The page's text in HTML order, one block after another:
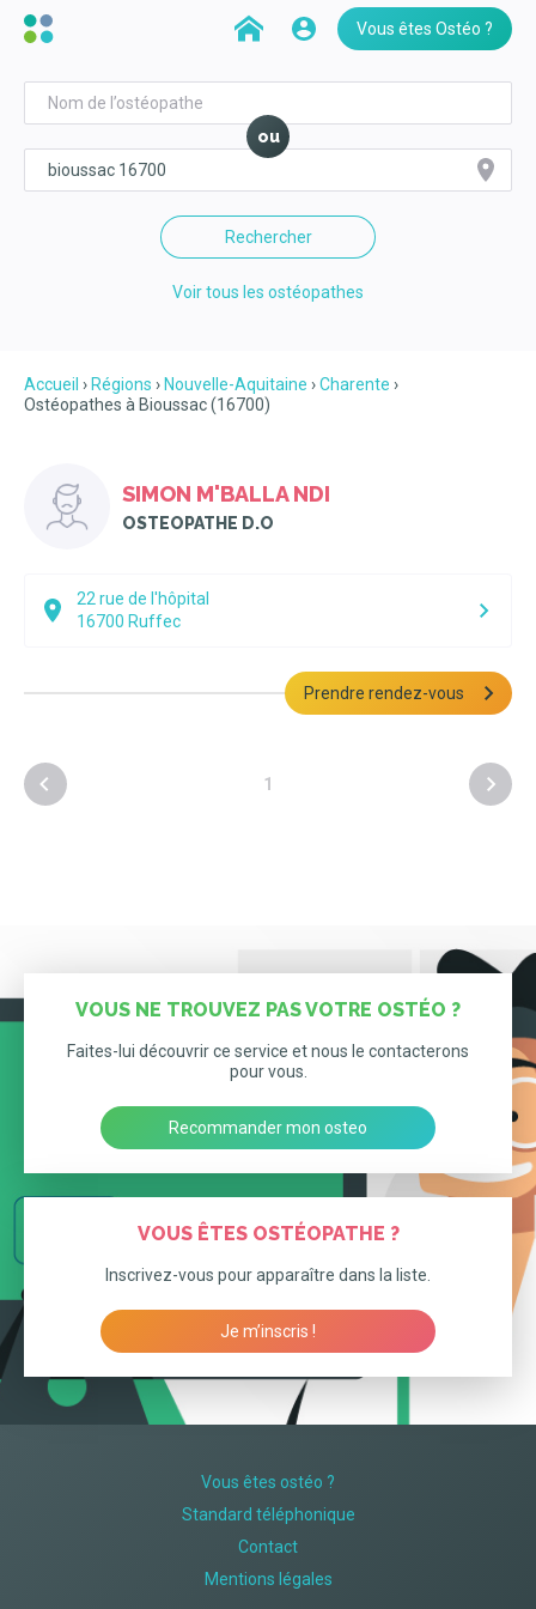
Vous êtes Ostéo ?
ou
Rechercher
Voir tous les ostéopathes
Accueil Régions Nouvelle-Aquitaine
Charente
Ostéopathes à Bioussac (16700)
SIMON M'BALLA NDI
OSTEOPATHE D.O
22 rue de l'hôpital
16700 Ruffec
Prendre rendez-vous
1
VOUS NE TROUVEZ PAS VOTRE OSTÉO ?
Faites-lui découvrir ce service et nous le contacterons
pour vous.
Recommander mon osteo
VOUS ÊTES OSTÉOPATHE ?
Inscrivez-vous pour apparaître dans la liste.
Je m’inscris !
Vous êtes ostéo ?
Standard téléphonique
Contact
Mentions légales